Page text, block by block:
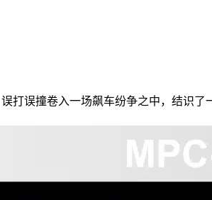
误撞卷入一场飙车纷争之中，结识了